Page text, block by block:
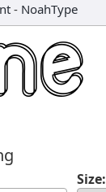
- NoahType
Size: